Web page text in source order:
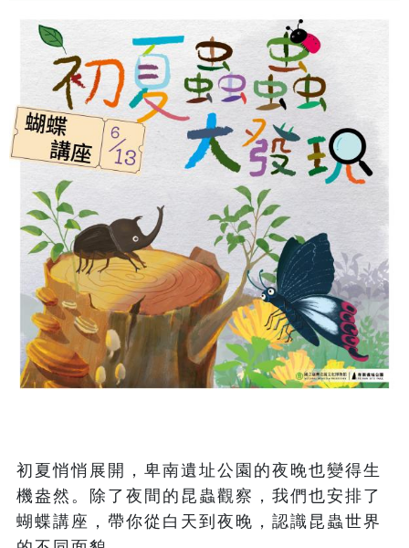
初夏悄悄展開，卑南遺址公園的夜晚也變得生
機盎然。除了夜間的昆蟲觀察，我們也安排了
蝴蝶講座，帶你從白天到夜晚，認識昆蟲世界